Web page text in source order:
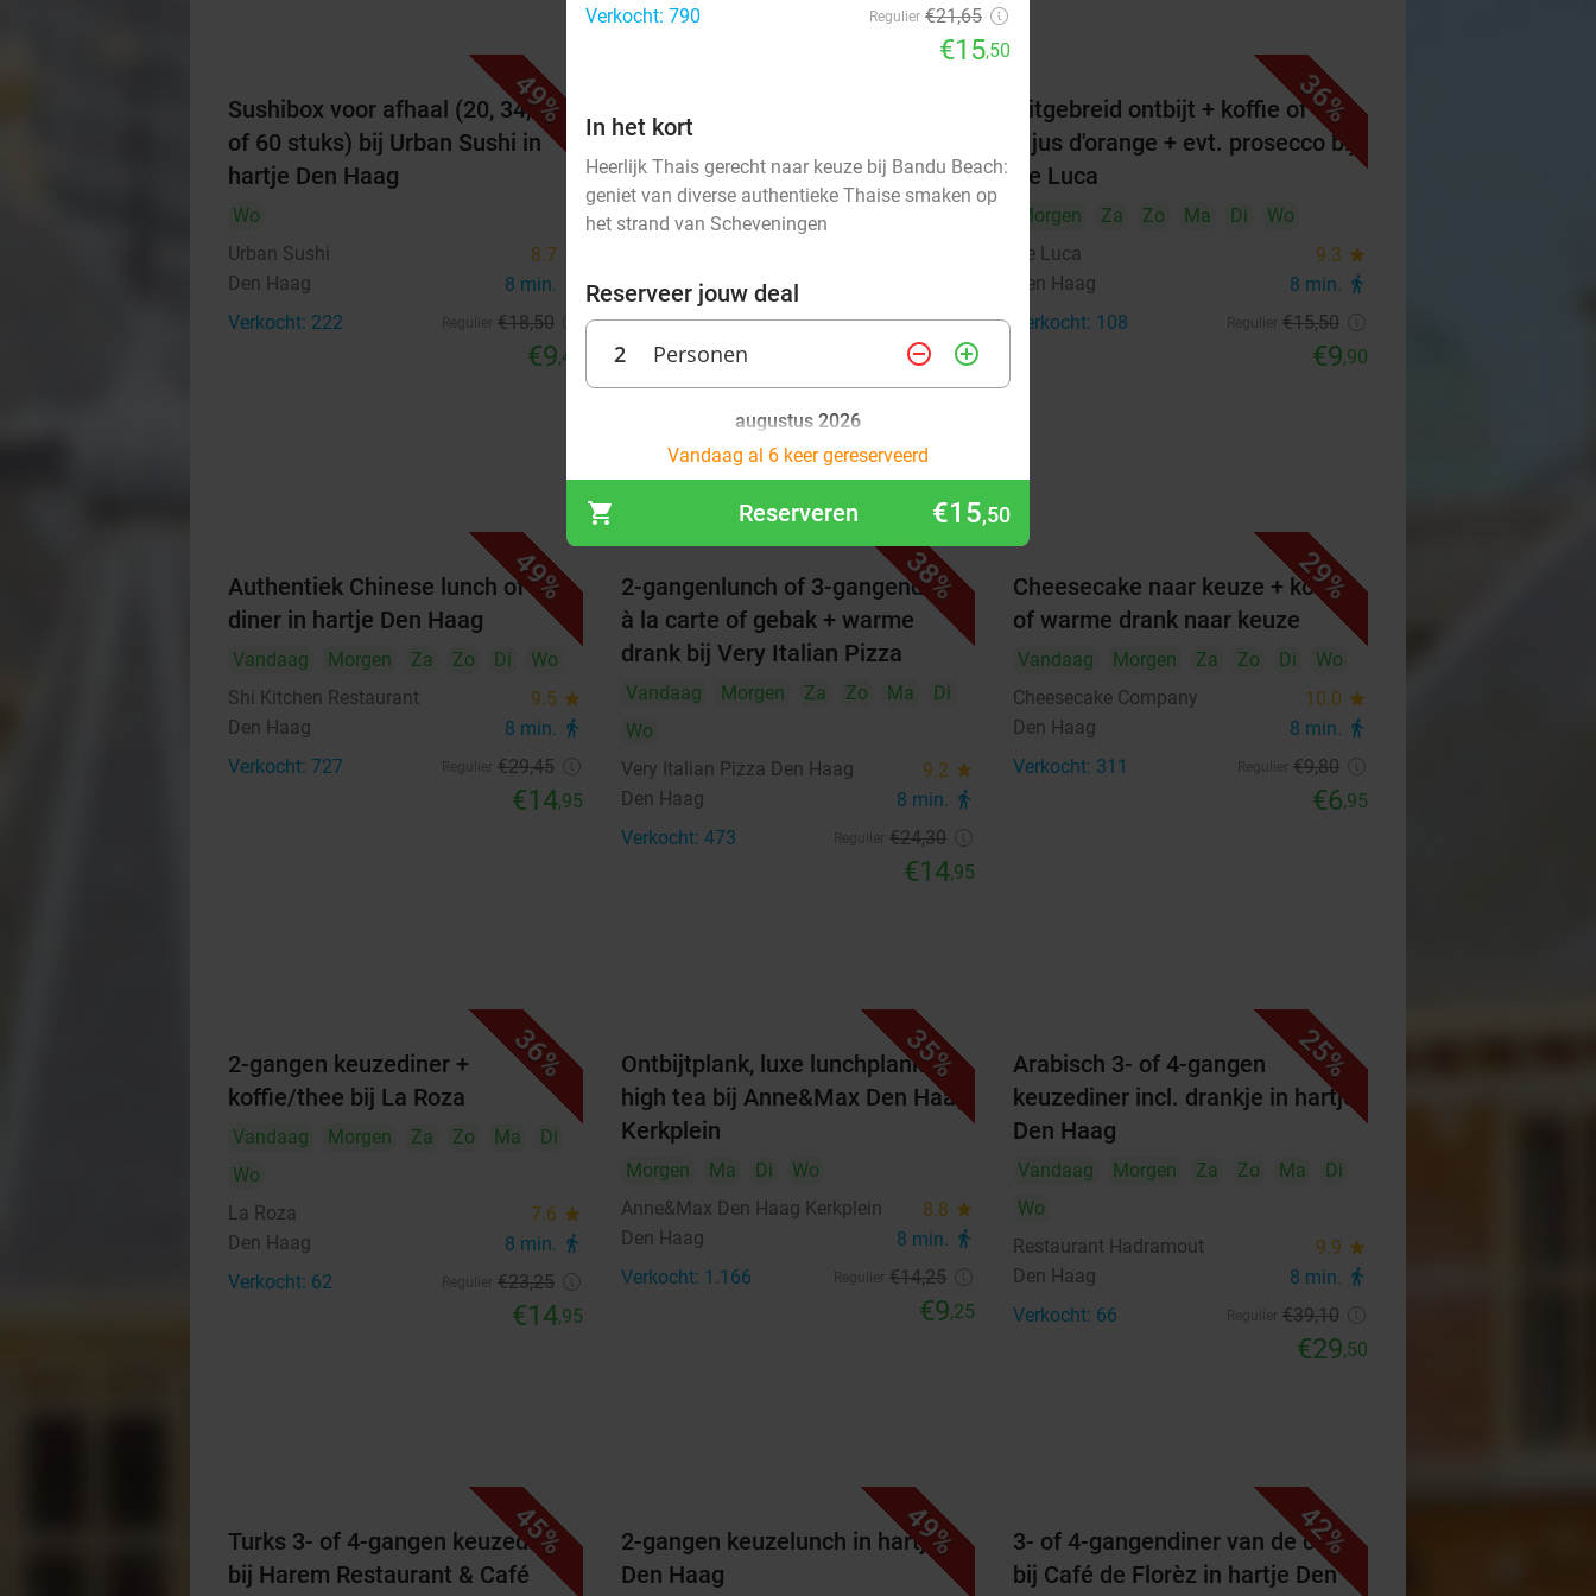
49%
Sushibox voor afhaal (20, 34, 40
of 60 stuks) bij Urban Sushi in
hartje Den Haag
Wo
Urban Sushi
8.7 star
Den Haag 8 min.
Verkocht: 222 €18,50
€9,40
in hartje Den Haag
Vandaag Morgen Za Zo
Di
Wo
Den Haag
Verkocht: 515 €46,50
€24 ,50
36%
Uitgebreid ontbijt + koffie of thee
+ jus d'orange + evt. prosecco bij
De Luca
Morgen Za Zo Ma Di
Wo
De Luca
9.3 star
Den Haag 8 min. directions_walk
Verkocht: 108 €15,50
€9,90
49%
Authentiek Chinese lunch of
diner in hartje Den Haag
Vandaag Morgen Za Zo Di
Wo
Shi Kitchen Restaurant
9.5 star
Den Haag 8 min. directions_walk
Verkocht: 727 €29,45
€14,95
38%
2-gangenlunch of 3-gangendiner
à la carte of gebak + warme
drank bij Very Italian Pizza
Vandaag Morgen Za Zo Ma
Di
Wo
Very Italian Pizza Den Haag
9.2 star
Den Haag 8 min. directions_walk
Verkocht: 473 €24,30
€14,95
29%
Cheesecake naar keuze + koude
of warme drank naar keuze
Vandaag Morgen Za Zo Di
Wo
Cheesecake Company
10.0 star
Den Haag 8 min. directions_walk
Verkocht: 311 €9,80
€6,95
36%
2-gangen keuzediner +
koffie/thee bij La Roza
Vandaag Morgen Za Zo Ma
Di
Wo
La Roza
7.6 star
Den Haag 8 min. directions_walk
Verkocht: 62 €23,25
€14,95
35%
Ontbijtplank, luxe lunchplank of
high tea bij Anne&Max Den Haag
Kerkplein
Morgen Ma Di
Wo
Anne&Max Den Haag Kerkplein
8.8 star
Den Haag 8 min. directions_walk
Verkocht: 1.166 €14,25
€9,25
25%
Arabisch 3- of 4-gangen
keuzediner incl. drankje in hartje
Den Haag
Vandaag Morgen Za Zo Ma
Di
Wo
Restaurant Hadramout
9.9 star
Den Haag 8 min. directions_walk
Verkocht: 66 €39,10
€29,50
45%
Turks 3- of 4-gangen keuzediner
bij Harem Restaurant & Café
49%
2-gangen keuzelunch in hartje
Den Haag
42%
3- of 4-gangendiner van de chef
bij Café de Florèz in hartje Den
Verkocht: 790
Regulier €21,65
€15,50
In het kort
Heerlijk Thais gerecht naar keuze bij Bandu Beach:
geniet van diverse authentieke Thaise smaken op
het strand van Scheveningen
Reserveer jouw deal
2 Personen remove_circle_outline add_circle_outline
augustus 2026
Di Wo Do Vr Za
2
6 8 9
10 11 12 13 14 15 16
24
31
september 2026
Za Zo
19 20
21 22 23 24 25 26 27
oktober 2026
Ma
Di Za Zo
4
31
Vandaag al 6 keer gereserveerd
Reserveren €15,50